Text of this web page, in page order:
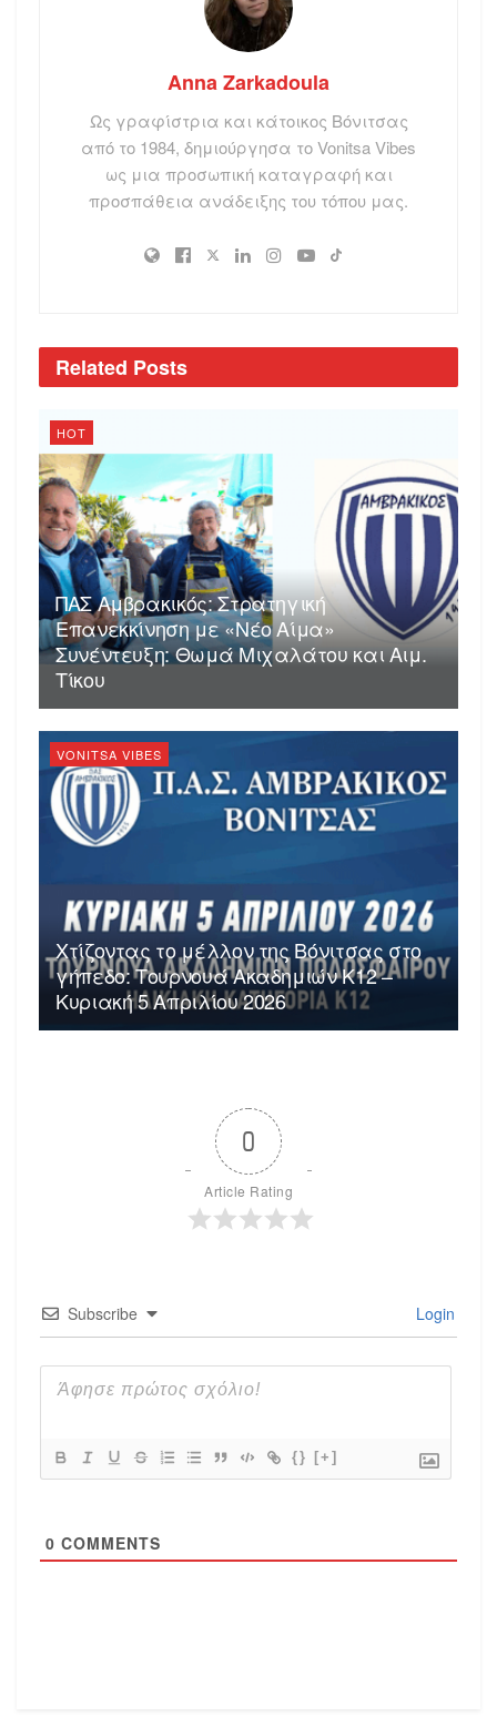
Anna Zarkadoula
Ως γραφίστρια και κάτοικος Βόνιτσας
από το 1984, δημιούργησα το Vonitsa Vibes
ως μια προσωπική καταγραφή και
προσπάθεια ανάδειξης του τόπου μας.
Related Posts
HOT
ΠΑΣ Αμβρακικός: Στρατηγική
Επανεκκίνηση με «Νέο Αίμα»
Συνέντευξη: Θωμά Μιχαλάτου και Αιμ.
Τίκου
VONITSA VIBES
Χτίζοντας το μέλλον της Βόνιτσας στο
γήπεδο: Τουρνουά Ακαδημιών Κ12 –
Κυριακή 5 Απριλίου 2026
0
Article Rating
Subscribe Login
{} [+]
0 COMMENTS